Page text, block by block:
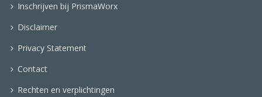
Inschrijven bij PrismaWorx
Disclaimer
Privacy Statement
Contact
Rechten en verplichtingen